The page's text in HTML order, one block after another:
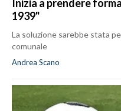
Inizia a prendere
1939"
La soluzione sarebbe stata
comunale
Andrea Scano